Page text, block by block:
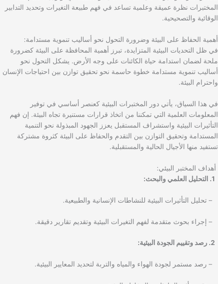
المختبرات نظرة عميقة وعلمية تساعد في فهم طبيعة التغيرات وتحديد التدابير
الوقائية والتصحيحية.
أهمية الحفاظ على البيئة وضرورة التحول نحو أساليب تنموية مستدامة:
في ظل التحديات البيئية المتزايدة، تبرز أهمية المحافظة على البيئة كضرورة
ملحة لضمان استدامة حياة الكائنات على وجه الأرض. يشكل التحول نحو
أساليب تنموية مستدامة خطوة حاسمة نحو تحقيق توازن بين احتياجات الإنسان
واحترام البيئة.
في هذا السياق، يأتي دور المختبرات البيئية كعنصر أساسي في توفير
المعلومات العلمية التي تمكننا من اتخاذ قرارات مستنيرة تجاه البيئة. إن فهم
التأثيرات البيئية واستشراف المستقبل يعزز الجهود المبذولة نحو التنمية
المستدامة وتحقيق التوازن بين التقدم والحفاظ على البيئة كثروة مشتركة
تستفيد منها الأجيال الحالية والمستقبلية.
أهداف المختبر البيئي:
– تحليل التأثيرات البيئية للنشاطات الإنسانية والطبيعية.
– إجراء بحوث متقدمة لفهم التغيرات البيئية وتقديم تقارير دقيقة.
– رصد مستمر لجودة الهواء والمياه والتربة لتحديد المعايير البيئية.